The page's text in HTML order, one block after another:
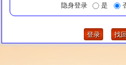
隐身登录 是